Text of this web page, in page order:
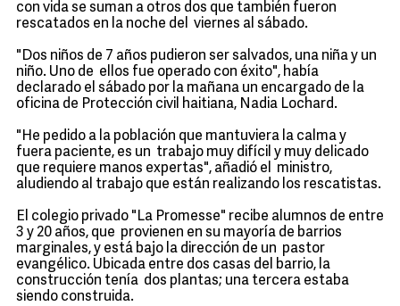
con vida se suman a otros dos que también fueron
rescatados en la noche del viernes al sábado.
"Dos niños de 7 años pudieron ser salvados, una niña y un
niño. Uno de ellos fue operado con éxito", había
declarado el sábado por la mañana un encargado de la
oficina de Protección civil haitiana, Nadia Lochard.
"He pedido a la población que mantuviera la calma y
fuera paciente, es un trabajo muy difícil y muy delicado
que requiere manos expertas", añadió el ministro,
aludiendo al trabajo que están realizando los rescatistas.
El colegio privado "La Promesse" recibe alumnos de entre
3 y 20 años, que provienen en su mayoría de barrios
marginales, y está bajo la dirección de un pastor
evangélico. Ubicada entre dos casas del barrio, la
construcción tenía dos plantas; una tercera estaba
siendo construida.